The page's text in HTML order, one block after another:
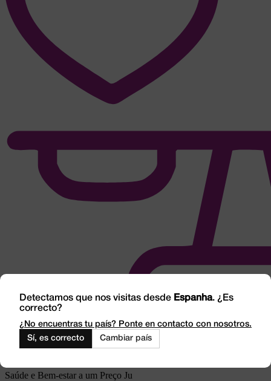
Saúde e Bem-estar a um Preço Ju
Detectamos que nos visitas desde Espanha. ¿Es
correcto?
¿No encuentras tu país? Ponte en contacto con nosotros.
Sí, es correcto
Cambiar país